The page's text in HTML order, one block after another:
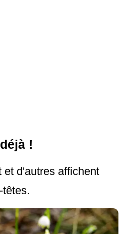
!
et d'autres affichent